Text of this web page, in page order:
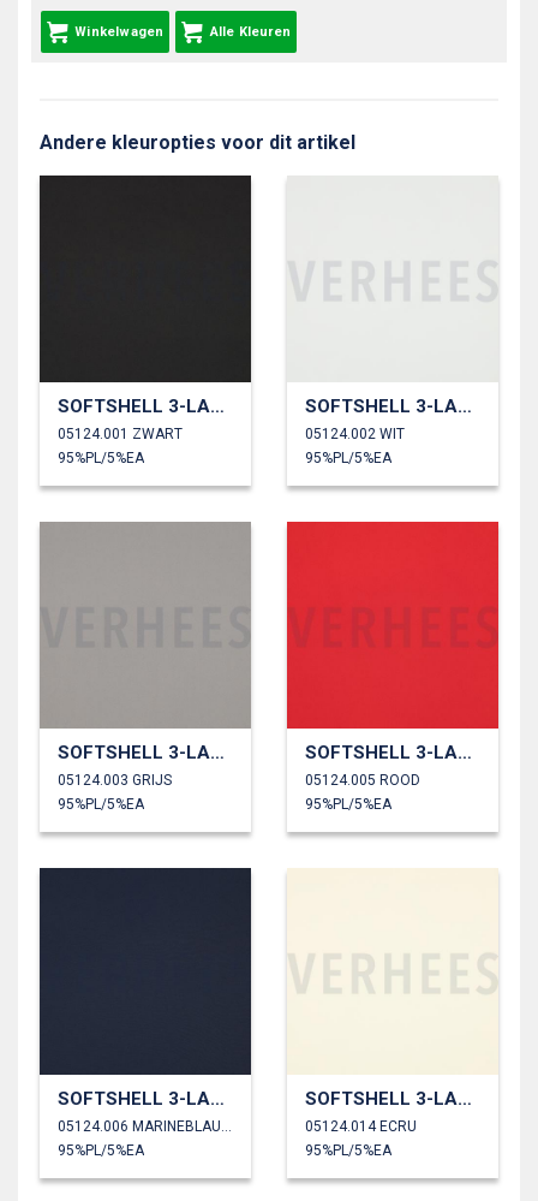
Winkelwagen Alle Kleuren
Andere kleuropties voor dit artikel
SOFTSHELL 3-LAAGS
05124.001 ZWART
95%PL/5%EA
SOFTSHELL 3-LAAGS
05124.002 WIT
95%PL/5%EA
SOFTSHELL 3-LAAGS
05124.003 GRIJS
95%PL/5%EA
SOFTSHELL 3-LAAGS
05124.005 ROOD
95%PL/5%EA
SOFTSHELL 3-LAAGS
05124.006 MARINEBLAUW
95%PL/5%EA
SOFTSHELL 3-LAAGS
05124.014 ECRU
95%PL/5%EA